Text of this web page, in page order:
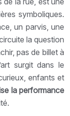
symboliques.
un parvis, une
la question
pas de billet à
surgit dans le
enfants et
la performance